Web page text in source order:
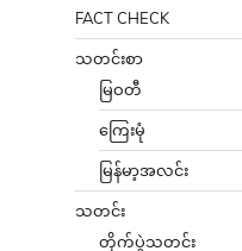
FACT CHECK
သတင်းစာ
မြဝတီ
ကြေးမုံ
မြန်မာ့အလင်း
သတင်း
တိုက်ပွဲသတင်း